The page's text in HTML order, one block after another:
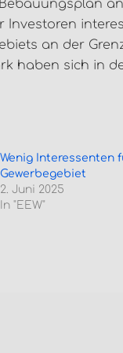
Investoren
an der
haben sich in
Wenig Interessenten
Gewerbegebiet
2. Juni 2025
In "EEW"